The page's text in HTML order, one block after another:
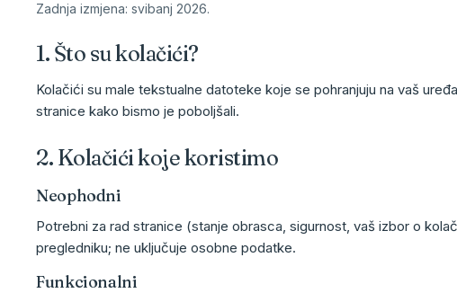
Zadnja izmjena: svibanj 2026.
1. Što su kolačići?
Kolačići su male tekstualne datoteke koje se pohranjuju na vaš
stranice kako bismo je poboljšali.
2. Kolačići koje koristimo
Neophodni
Potrebni za rad stranice (stanje obrasca, sigurnost, vaš izbor o
pregledniku; ne uključuje osobne podatke.
Funkcionalni